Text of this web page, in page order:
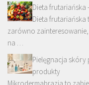
Dieta frutariańska
Dieta
zarówno
na …
Pielęgnacja skóry
produkty